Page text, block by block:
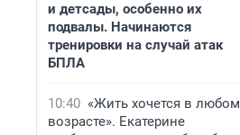
и детсады, особенно их
подвалы. Начинаются
тренировки на случай атак
БПЛА
10:40 «Жить хочется в любом
возрасте». Екатерине